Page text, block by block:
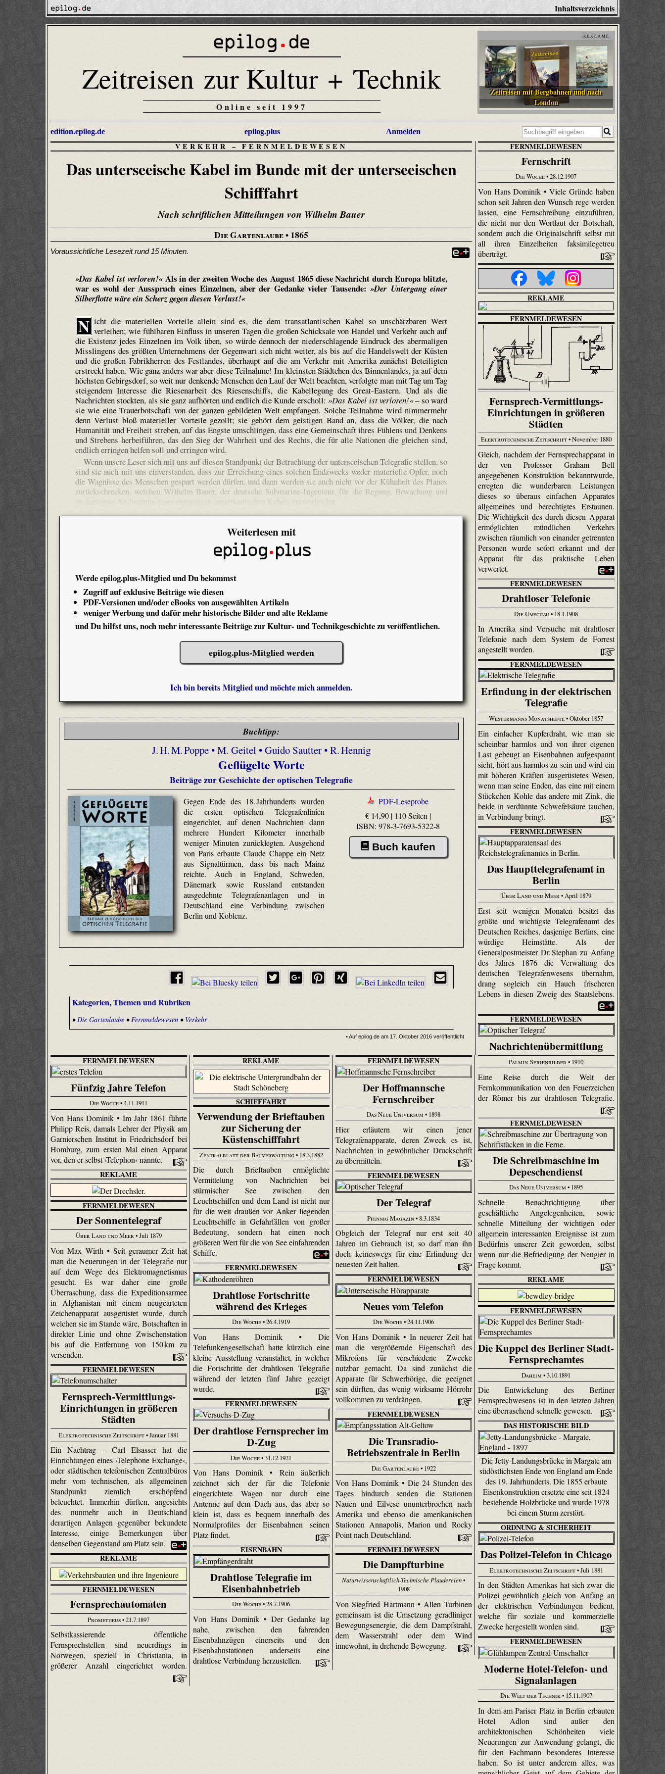
Inhaltsverzeichnis
Zeitreisen zur Kultur + Technik
Online seit 1997
- R E K L A M E -
Zeitreisen mit Bergbahnen und nach
London
edition.epilog.de epilog.plus Anmelden
VERKEHR–FERNMELDEWESEN
Das unterseeische Kabel im Bunde mit der unterseeischen
Schifffahrt
Nach schriftlichen Mitteilungen von Wilhelm Bauer
Die Gartenlaube• 1865
Voraussichtliche Lesezeit rund 15 Minuten.
Das Kabel ist verloren! Als in der zweiten Woche des August 1865 diese Nachricht durch Europa blitzte,
war es wohl der Ausspruch eines Einzelnen, aber der Gedanke vieler Tausende: Der Untergang einer
Silberflotte wäre ein Scherz gegen diesen Verlust!
N icht die materiellen Vorteile allein sind es, die dem transatlantischen Kabel so unschätzbaren Wert
verleihen; wie fühlbaren Einfluss in unseren Tagen die großen Schicksale von Handel und Verkehr auch auf
die Existenz jedes Einzelnen im Volk üben, so würde dennoch der niederschlagende Eindruck des abermaligen
Misslingens des größten Unternehmens der Gegenwart sich nicht weiter, als bis auf die Handelswelt der Küsten
und die großen Fabrikherren des Festlandes, überhaupt auf die am Verkehr mit Amerika zunächst Beteiligten
erstreckt haben. Wie ganz anders war aber diese Teilnahme! Im kleinsten Städtchen des Binnenlandes, ja auf dem
höchsten Gebirgsdorf, so weit nur denkende Menschen den Lauf der Welt beachten, verfolgte man mit Tag um Tag
steigendem Interesse die Riesenarbeit des Riesenschiffs, die Kabellegung des Great-Eastern. Und als die
Nachrichten stockten, als sie ganz aufhörten und endlich die Kunde erscholl:
Das Kabel ist verloren! – so ward
sie wie eine Trauerbotschaft von der ganzen gebildeten Welt empfangen. Solche Teilnahme wird nimmermehr
denn Verlust bloß materieller Vorteile gezollt; sie gehört dem geistigen Band an, dass die Völker, die nach
Humanität und Freiheit streben, auf das Engste umschlingen, dass eine Gemeinschaft ihres Fühlens und Denkens
und Strebens herbeiführen, das den Sieg der Wahrheit und des Rechts, die für alle Nationen die gleichen sind,
endlich erringen helfen soll und erringen wird.
Wenn unsere Leser sich mit uns auf diesen Standpunkt der Betrachtung der unterseeischen Telegrafie stellen, so
sind sie auch mit uns einverstanden, dass zur Erreichung eines solchen Endzwecks weder materielle Opfer, noch
die Wagnisse des Menschen gespart werden dürfen, und dann werden sie auch nicht vor der Kühnheit des Planes
zurückschrecken, welchen Wilhelm Bauer, der deutsche Submarine-Ingenieur, für die Regung, Bewachung und
großartigste Ausbeutung eines europäisch-amerikanischen Kabels entworfen hat.
Weiterlesen mit
Werde epilog.plus-Mitglied und Du bekommst
Zugriff auf exklusive Beiträge wie diesen
PDF-Versionen und/oder eBooks von ausgewählten Artikeln
weniger Werbung und dafür mehr historische Bilder und alte Reklame
und Du hilfst uns, noch mehr interessante Beiträge zur Kultur- und Technikgeschichte zu veröffentlichen.
epilog.plus-Mitglied werden
Ich bin bereits Mitglied und möchte mich anmelden.
Buchtipp:
J. H. M. Poppe • M. Geitel • Guido Sautter • R. Hennig
Geflügelte Worte
Beiträge zur Geschichte der optischen Telegrafie
Gegen Ende des 18. Jahrhunderts wurden
die ersten optischen Telegrafenlinien
eingerichtet, auf denen Nachrichten dann
mehrere Hundert Kilometer innerhalb
weniger Minuten zurücklegten. Ausgehend
von Paris erbaute Claude Chappe ein Netz
aus Signaltürmen, dass bis nach Mainz
reichte. Auch in England, Schweden,
Dänemark sowie Russland entstanden
ausgedehnte Telegrafenanlagen und in
Deutschland eine Verbindung zwischen
Berlin und Koblenz.
PDF-Leseprobe
€ 14,90 | 110 Seiten |
ISBN: 978-3-7693-5322-8
Buch kaufen
Kategorien, Themen und Rubriken
•Die Gartenlaube •Fernmeldewesen • Verkehr
• Auf epilog.de am 17. Oktober 2016 veröffentlicht
FERNMELDEWESEN
Fernschrift
Die Woche• 28.12.1907
Von Hans Dominik • Viele Gründe haben
schon seit Jahren den Wunsch rege werden
lassen, eine Fernschreibung einzuführen,
die nicht nur den Wortlaut der Botschaft,
sondern auch die Originalschrift selbst mit
all ihren Einzelheiten faksimilegetreu
überträgt.
REKLAME
FERNMELDEWESEN
Fernsprech-Vermittlungs-
Einrichtungen in größeren
Städten
Elektrotechnische Zeitschrift• November 1880
Gleich, nachdem der Fernsprechapparat in
der von Professor Graham Bell
angegebenen Konstruktion bekanntwurde,
erregten die wunderbaren Leistungen
dieses so überaus einfachen Apparates
allgemeines und berechtigtes Erstaunen.
Die Wichtigkeit des durch diesen Apparat
ermöglichten mündlichen Verkehrs
zwischen räumlich von einander getrennten
Personen wurde sofort erkannt und der
Apparat für das praktische Leben
verwertet.
FERNMELDEWESEN
Drahtloser Telefonie
Die Umschau• 18.1.1908
In Amerika sind Versuche mit drahtloser
Telefonie nach dem System de Forrest
angestellt worden.
FERNMELDEWESEN
Erfindung in der elektrischen
Telegrafie
Westermanns Monatshefte• Oktober 1857
Ein einfacher Kupferdraht, wie man sie
scheinbar harmlos und von ihrer eigenen
Last gebeugt an Eisenbahnen aufgespannt
sieht, hört aus harmlos zu sein und wird ein
mit höheren Kräften ausgerüstetes Wesen,
wenn man seine Enden, das eine mit einem
Stückchen Kohle das andere mit Zink, die
beide in verdünnte Schwefelsäure tauchen,
in Verbindung bringt.
FERNMELDEWESEN
Das Haupttelegrafenamt in
Berlin
Über Land und Meer• April 1879
Erst seit wenigen Monaten besitzt das
größte und wichtigste Telegrafenamt des
Deutschen Reiches, dasjenige Berlins, eine
würdige Heimstätte. Als der
Generalpostmeister Dr. Stephan zu Anfang
des Jahres 1876 die Verwaltung des
deutschen Tele­grafen­wesens übernahm,
drang sogleich ein Hauch frischeren
Lebens in diesen Zweig des Staatslebens.
FERNMELDEWESEN
Nachrichtenübermittlung
Palmin-Serienbilder• 1910
Eine Reise durch die Welt der
Fernkommunikation von den Feuerzeichen
der Römer bis zur drahtlosen Telegrafie.
FERNMELDEWESEN
Fünfzig Jahre Telefon
Die Woche• 4.11.1911
Von Hans Dominik • Im Jahr 1861 führte
Philipp Reis, damals Lehrer der Physik am
Garnierschen Institut in Friedrichsdorf bei
Homburg, zum ersten Mal einen Apparat
vor, den er selbst ›Telephon‹ nannte.
REKLAME
SCHIFFFAHRT
Verwendung der Brieftauben
zur Sicherung der
Küstenschifffahrt
Zentralblatt der Bauverwaltung• 18.3.1882
Die durch Brieftauben ermöglichte
Vermittelung von Nachrichten bei
stürmischer See zwischen den
Leuchtschiffen und dem Land ist nicht nur
für die weit draußen vor Anker liegenden
Leuchtschiffe in Gefahrfällen von großer
Bedeutung, sondern hat einen noch
größeren Wert für die von See einfahrenden
Schiffe.
FERNMELDEWESEN
Der Hoffmannsche
Fernschreiber
Das Neue Universum • 1898
Hier erläutern wir einen jener
Telegrafenapparate, deren Zweck es ist,
Nachrichten in gewöhnlicher Druckschrift
zu übermitteln.
FERNMELDEWESEN
Die Schreibmaschine im
Depeschendienst
Das Neue Universum• 1895
Schnelle Benachrichtigung über
geschäftliche Angelegenheiten, sowie
schnelle Mitteilung der wichtigen oder
allgemein interessanten Ereignisse ist zum
Bedürfnis unserer Zeit geworden, selbst
wenn nur die Befriedigung der Neugier in
Frage kommt.
REKLAME
FERNMELDEWESEN
Der Sonnentelegraf
Über Land und Meer• Juli 1879
Von Max Wirth • Seit geraumer Zeit hat
man die Neuerungen in der Telegrafie nur
auf dem Wege des Elektromagnetismus
gesucht. Es war daher eine große
Überraschung, dass die Expeditionsarmee
in Afghanistan mit einem neu­gearteten
Zeichenapparat ausgerüstet wurde, durch
welchen sie im Stande wäre, Botschaften in
direkter Linie und ohne Zwischenstation
bis auf die Entfernung von 150 km zu
versenden.
FERNMELDEWESEN
Der Telegraf
Pfennig Magazin• 8.3.1834
Obgleich der Telegraf nur erst seit 40
Jahren im Gebrauch ist, so darf man ihn
doch keineswegs für eine Erfindung der
neuesten Zeit halten.
FERNMELDEWESEN
Drahtlose Fortschritte
während des Krieges
Die Woche• 26.4.1919
Von Hans Dominik • Die
Telefunkengesellschaft hatte kürzlich eine
kleine Ausstellung veranstaltet, in welcher
die Fortschritte der drahtlosen Telegrafie
während der letzten fünf Jahre gezeigt
wurde.
FERNMELDEWESEN
Neues vom Telefon
Die Woche• 24.11.1906
Von Hans Dominik • In neuerer Zeit hat
man die vergrößernde Eigenschaft des
Mikrofons für verschiedene Zwecke
nutzbar gemacht. Da sind zunächst die
Apparate für Schwerhörige, die geeignet
sein dürften, das wenig wirksame Hörrohr
vollkommen zu verdrängen.
REKLAME
FERNMELDEWESEN
Die Kuppel des Berliner Stadt-
Fernsprechamtes
Daheim • 3.10.1891
Die Entwickelung des Berliner
Fernsprechwesens ist in den letzten Jahren
eine überraschend schnelle gewesen.
FERNMELDEWESEN
Fernsprech-Vermittlungs-
Einrichtungen in größeren
Städten
Elektrotechnische Zeitschrift• Januar 1881
Ein Nachtrag – Carl Elsasser hat die
Einrichtungen eines ›Telephone Exchange‹,
oder städtischen telefonischen Zentralbüros
mehr vom technischen, als allgemeinen
Standpunkt ziemlich erschöpfend
beleuchtet. Immerhin dürften, angesichts
des nunmehr auch in Deutschland
derartigen Anlagen gegenüber bekundete
Interesse, einige Bemerkungen über
denselben Gegenstand am Platz sein.
FERNMELDEWESEN
Der drahtlose Fernsprecher im
D-Zug
Die Woche• 31.12.1921
Von Hans Dominik • Rein äußerlich
zeichnet sich der für die Telefonie
eingerichtete Wagen nur durch eine
Antenne auf dem Dach aus, das aber so
klein ist, dass es bequem innerhalb des
Normalprofiles der Eisenbahnen seinen
Platz findet.
FERNMELDEWESEN
Die Transradio-
Betriebszentrale in Berlin
Die Gartenlaube• 1922
Von Hans Dominik • Die 24 Stunden des
Tages hindurch senden die Stationen
Nauen und Eilvese ununterbrochen nach
Amerika und ebenso die amerikanischen
Stationen Anna­polis, Marion und Rocky
Point nach Deutschland.
DAS HISTORISCHE BILD
Die Jetty-Landungsbrücke in Margate am
südöstlichsten Ende von England am Ende
des 19. Jahrhunderts. Die 1855 erbaute
Eisenkonstruktion ersetzte eine seit 1824
bestehende Holzbrücke und wurde 1978
bei einem Sturm zerstört.
ORDNUNG & SICHERHEIT
Das Polizei-Telefon in Chicago
Elektrotechnische Zeitschrift• Juli 1881
In den Städten Amerikas hat sich zwar die
Polizei gewöhnlich gleich von Anfang an
der elektrischen Verbindungen bedient,
welche für soziale und kommerzielle
Zwecke hergestellt worden sind.
EISENBAHN
Drahtlose Telegrafie im
Eisenbahnbetrieb
Die Woche• 28.7.1906
Von Hans Dominik • Der Gedanke lag
nahe, zwischen den fahrenden
Eisenbahnzügen einerseits und den
Eisenbahnstationen anderseits eine
drahtlose Verbindung herzustellen.
FERNMELDEWESEN
Die Dampfturbine
Naturwissenschaftlich-Technische Plaudereien•
1908
Von Siegfried Hartmann • Allen Turbinen
gemeinsam ist die Umsetzung geradliniger
Bewegungsenergie, die dem Dampfstrahl,
dem Wasserstrahl oder dem Wind
innewohnt, in drehende Bewegung.
REKLAME
FERNMELDEWESEN
Fernsprechautomaten
Prometheus• 21.7.1897
Selbst­kassierende öffentliche
Fernsprechstellen sind neuerdings in
Norwegen, speziell in Christiania, in
größerer Anzahl eingerichtet worden.
FERNMELDEWESEN
Moderne Hotel-Telefon- und
Signalanlagen
Die Welt der Technik• 15.11.1907
In dem am Pariser Platz in Berlin erbauten
Hotel Adlon sind außer den
architektonischen Schönheiten viele
Neuerungen zur Anwendung gelangt, die
für den Fachmann besonderes Interesse
haben. So ist unter anderem alles, was